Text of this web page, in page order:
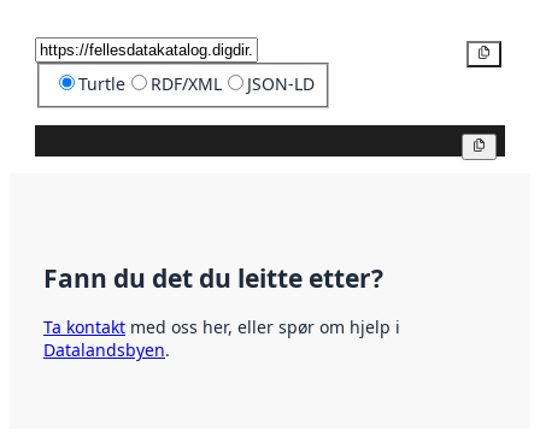
Turtle RDF/XML JSON-LD
Fann du det du leitte etter?
Ta kontakt med oss her, eller spør om hjelp i
Datalandsbyen.